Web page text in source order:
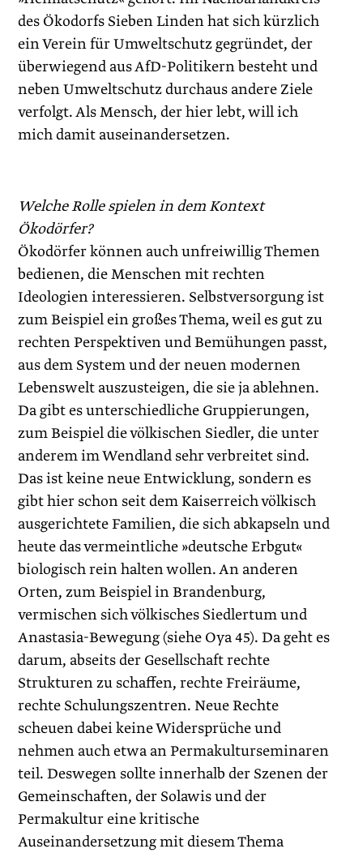
des Ökodorfs Sieben Linden hat sich kürzlich
ein Verein für Umweltschutz gegründet, der
überwiegend aus AfD-Politikern besteht und
neben Umweltschutz durchaus andere Ziele
verfolgt. Als Mensch, der hier lebt, will ich
mich damit auseinandersetzen.
Welche Rolle spielen in dem Kontext
Ökodörfer?
Ökodörfer können auch unfreiwillig Themen
bedienen, die Menschen mit rechten
Ideologien interessieren. Selbstversorgung ist
zum Beispiel ein großes Thema, weil es gut zu
rechten Perspektiven und Bemühungen passt,
aus dem System und der neuen modernen
Lebenswelt auszusteigen, die sie ja ablehnen.
Da gibt es unterschiedliche Gruppierungen,
zum Beispiel die völkischen Siedler, die unter
anderem im Wendland sehr verbreitet sind.
Das ist keine neue Entwicklung, sondern es
gibt hier schon seit dem Kaiserreich völkisch
ausgerichtete Familien, die sich abkapseln und
heute das vermeintliche »deutsche Erbgut«
biologisch rein halten wollen. An anderen
Orten, zum Beispiel in Brandenburg,
vermischen sich völkisches Siedlertum und
Anastasia-Bewegung (siehe Oya 45). Da geht es
darum, abseits der Gesellschaft rechte
Strukturen zu schaffen, rechte Freiräume,
rechte Schulungszentren. Neue Rechte
scheuen dabei keine Widersprüche und
nehmen auch etwa an Permakulturseminaren
teil. Deswegen sollte innerhalb der Szenen der
Gemeinschaften, der Solawis und der
Permakultur eine kritische
Auseinandersetzung mit diesem Thema